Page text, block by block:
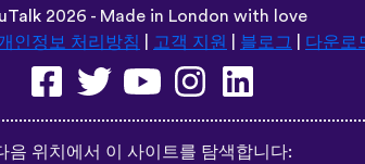
다음 위치에서 이 사이트를 탐색합니다:
Deutsch Español
Norsk Dansk